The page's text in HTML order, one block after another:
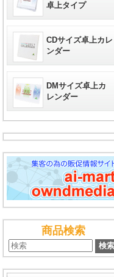
卓上タイプ
CDサイズ卓上カレ
ンダー
DMサイズ卓上カ
レンダー
商品検索